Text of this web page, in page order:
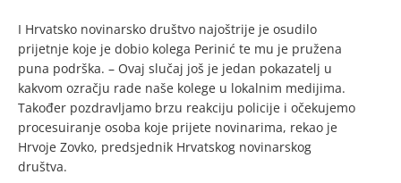
I Hrvatsko novinarsko društvo najoštrije je osudilo
prijetnje koje je dobio kolega Perinić te mu je pružena
puna podrška. – Ovaj slučaj još je jedan pokazatelj u
kakvom ozračju rade naše kolege u lokalnim medijima.
Također pozdravljamo brzu reakciju policije i očekujemo
procesuiranje osoba koje prijete novinarima, rekao je
Hrvoje Zovko, predsjednik Hrvatskog novinarskog
društva.